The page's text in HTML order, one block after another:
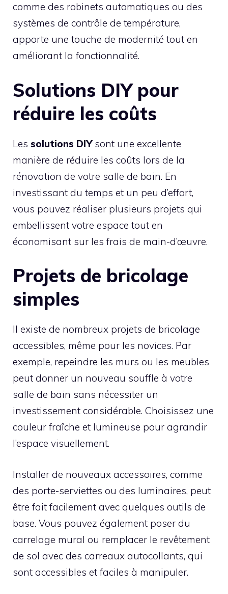
comme des robinets automatiques ou des
systèmes de contrôle de température,
apporte une touche de modernité tout en
améliorant la fonctionnalité.
Solutions DIY pour
réduire les coûts
Les solutions DIYsont une excellente
manière de réduire les coûts lors de la
rénovation de votre salle de bain. En
investissant du temps et un peu d’effort,
vous pouvez réaliser plusieurs projets qui
embellissent votre espace tout en
économisant sur les frais de main-d’œuvre.
Projets de bricolage
simples
Il existe de nombreux projets de bricolage
accessibles, même pour les novices. Par
exemple, repeindre les murs ou les meubles
peut donner un nouveau souffle à votre
salle de bain sans nécessiter un
investissement considérable. Choisissez une
couleur fraîche et lumineuse pour agrandir
l’espace visuellement.
Installer de nouveaux accessoires, comme
des porte-serviettes ou des luminaires, peut
être fait facilement avec quelques outils de
base. Vous pouvez également poser du
carrelage mural ou remplacer le revêtement
de sol avec des carreaux autocollants, qui
sont accessibles et faciles à manipuler.